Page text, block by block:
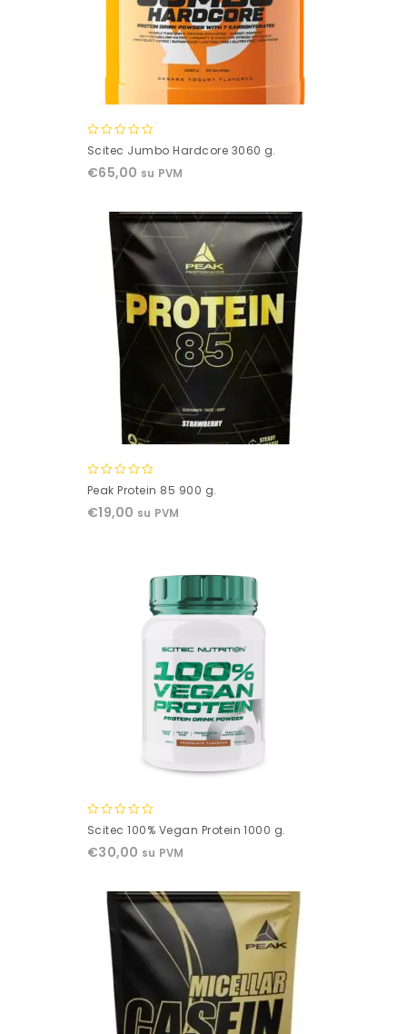
0
of
Scitec Jumbo Hardcore 3060 g.
€65,00 su PVM
0
of
Peak Protein 85 900 g.
€19,00 su PVM
0
of
Scitec 100% Vegan Protein 1000 g.
€30,00 su PVM